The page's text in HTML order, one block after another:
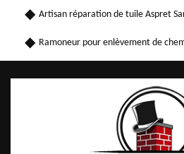
Artisan réparation de tuile Aspret
Ramoneur pour enlèvement de